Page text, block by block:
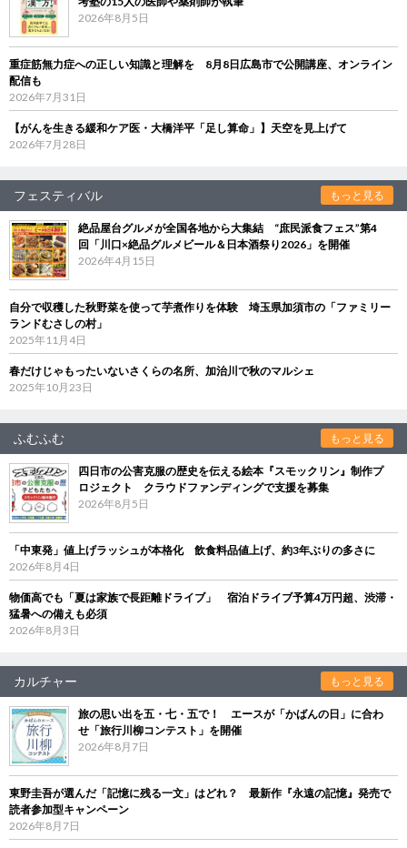
2026年8月5日
重症筋無力症への正しい知識と理解を 8月8日広島市で公開講座、オンライン
配信も
2026年7月31日
【がんを生きる緩和ケア医・大橋洋平「足し算命」】天空を見上げて
2026年7月28日
フェスティバル もっと見る
絶品屋台グルメが全国各地から大集結 “庶民派食フェス”第4
回「川口×絶品グルメビール＆日本酒祭り2026」を開催
2026年4月15日
自分で収穫した秋野菜を使って芋煮作りを体験 埼玉県加須市の「ファミリー
ランドむさしの村」
2025年11月4日
春だけじゃもったいないさくらの名所、加治川で秋のマルシェ
2025年10月23日
ふむふむ もっと見る
四日市の公害克服の歴史を伝える絵本『スモックリン』制作プ
ロジェクト クラウドファンディングで支援を募集
2026年8月5日
「中東発」値上げラッシュが本格化 飲食料品値上げ、約3年ぶりの多さに
2026年8月4日
物価高でも「夏は家族で長距離ドライブ」 宿泊ドライブ予算4万円超、渋滞・
猛暑への備えも必須
2026年8月3日
カルチャー もっと見る
旅の思い出を五・七・五で！ エースが「かばんの日」に合わ
せ「旅行川柳コンテスト」を開催
2026年8月7日
東野圭吾が選んだ「記憶に残る一文」はどれ？ 最新作『永遠の記憶』発売で
読者参加型キャンペーン
2026年8月7日